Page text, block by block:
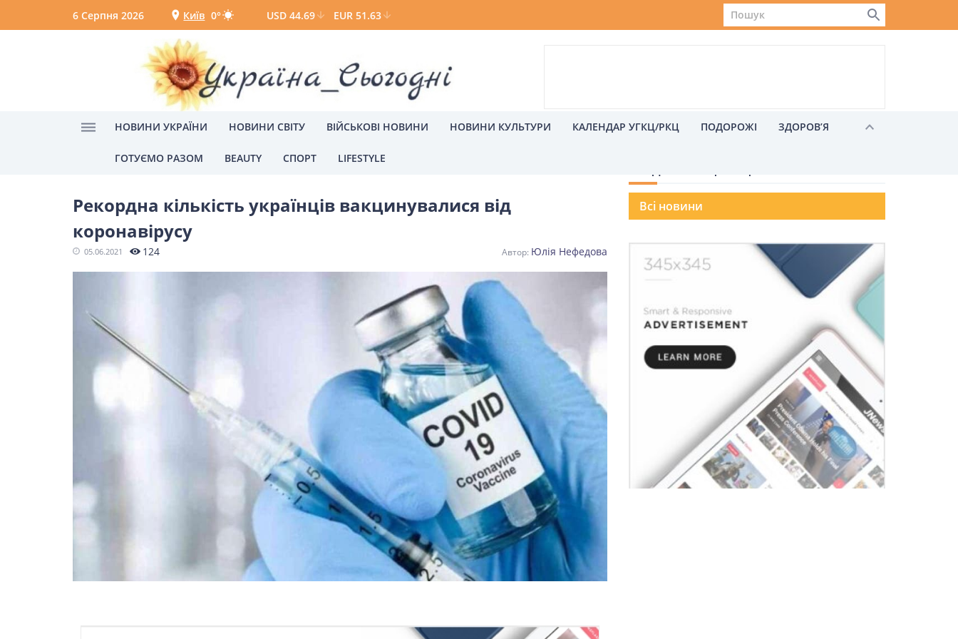
6 Серпня 2026 Київ 0°
Київ
USD 44.69 EUR 51.63
НОВИНИ УКРАЇНИ НОВИНИ СВІТУ ВІЙСЬКОВІ НОВИНИ НОВИНИ КУЛЬТУРИ КАЛЕНДАР УГКЦ/РКЦ ПОДОРОЖІ ЗДОРОВ’Я
ГОТУЄМО РАЗОМ BEAUTY СПОРТ LIFESTYLE
Головні новини Політика Київ Львів
Одеса
НОВИНИ СВІТУ
ВІЙСЬКОВІ НОВИНИ
КАЛЕНДАР УГКЦ/РКЦ
Літургійні читання УГКЦ
Рекордна кількість українців вакцинувалися від
коронавірусу
05.06.2021 124 Юлія Нефедова
Всі новини